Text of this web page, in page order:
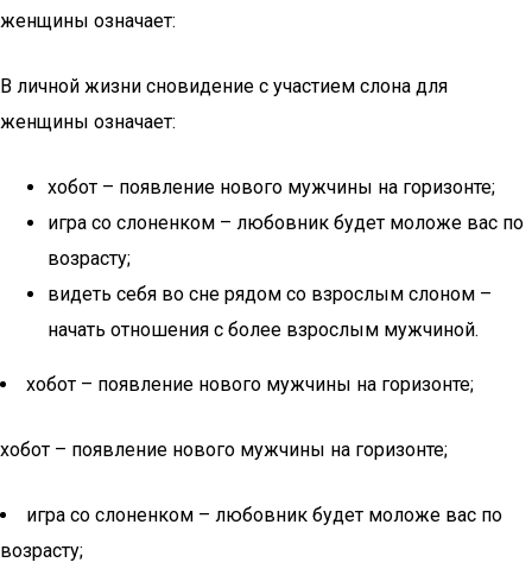
женщины означает:
В личной жизни сновидение с участием слона для
женщины означает:
хобот – появление нового мужчины на горизонте;
игра со слоненком – любовник будет моложе вас по
возрасту;
видеть себя во сне рядом со взрослым слоном –
начать отношения с более взрослым мужчиной.
хобот – появление нового мужчины на горизонте;
хобот – появление нового мужчины на горизонте;
игра со слоненком – любовник будет моложе вас по
возрасту;